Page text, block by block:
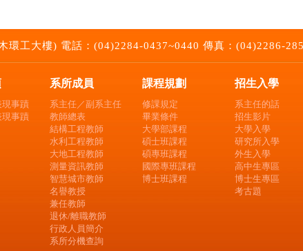
環工大樓) 電話：(04)2284-0437~0440 傳真：(04)2286-
現事蹟
現事蹟
系所成員
系主任／副系主任
教師總表
結構工程教師
水利工程教師
大地工程教師
測量資訊教師
智慧城市教師
名譽教授
兼任教師
退休/離職教師
行政人員簡介
系所分機查詢
課程規劃
修課規定
畢業條件
大學部課程
碩士班課程
碩專班課程
國際專班課程
博士班課程
招生入學
系主任的話
招生影片
大學入學
研究所入學
外生入學
高中生專區
博士生專區
考古題